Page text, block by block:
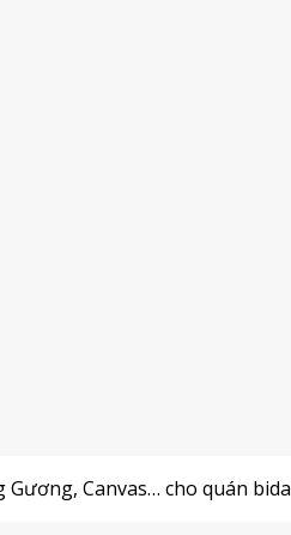
Canvas… cho quán bida